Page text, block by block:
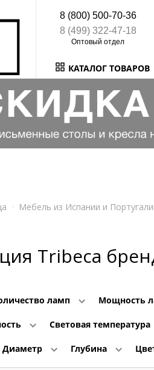
8 (800) 500-70-36
8 (499) 322-47-18
КАТАЛОГ ТОВАРОВ
Мебель из Испании и
Tribeca
ламп Мощность
Световая температура
Диаметр Глубина